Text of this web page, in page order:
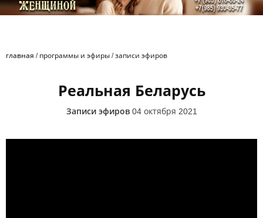
главная / программы и эфиры /записи эфиров
Реальная Беларусь
Записи эфиров 04 октября 2021